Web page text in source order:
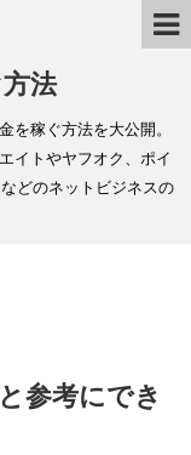
法
を稼ぐ方法を大公開。
イトやヤフオク、ポイ
どのネットビジネスの
参考にでき